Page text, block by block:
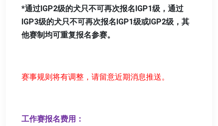
*通过IGP2级的犬只不可再次报名IGP1级，通过
IGP3级的犬只不可再次报名IGP1级或IGP2级，其
他赛制均可重复报名参赛。
赛事规则将有调整，请留意近期消息推送。
工作赛报名费用：